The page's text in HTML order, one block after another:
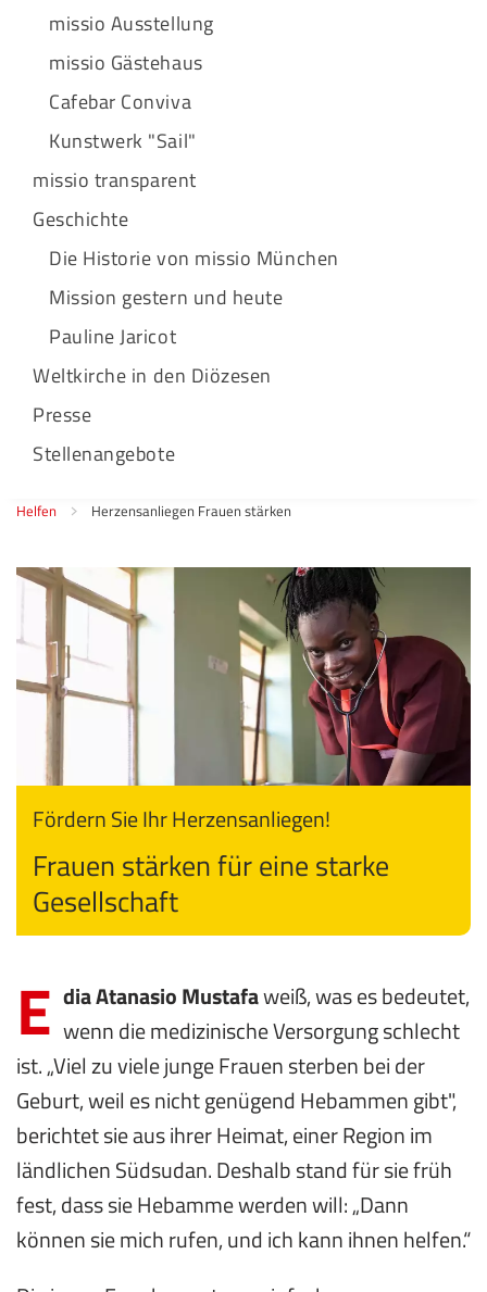
missio Ausstellung
missio Gästehaus
Cafebar Conviva
Kunstwerk "Sail"
missio transparent
Geschichte
Die Historie von missio München
Mission gestern und heute
Pauline Jaricot
Weltkirche in den Diözesen
Presse
Stellenangebote
Helfen Herzensanliegen Frauen stärken
Fördern Sie Ihr Herzensanliegen!
Frauen stärken für eine starke
Gesellschaft
E dia Atanasio Mustafaweiß, was es bedeutet,
wenn die medizinische Versorgung schlecht
ist. „Viel zu viele junge Frauen sterben bei der
Geburt, weil es nicht genügend Hebammen gibt",
berichtet sie aus ihrer Heimat, einer Region im
ländlichen Südsudan. Deshalb stand für sie früh
fest, dass sie Hebamme werden will: „Dann
können sie mich rufen, und ich kann ihnen helfen.“